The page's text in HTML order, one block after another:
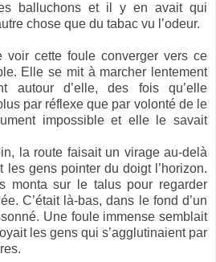
balluchons et il y en avait qui
chose que du tabac vu l’odeur.
voir cette foule converger vers ce
Elle se mit à marcher lentement
autour d’elle, des fois qu’elle
par réflexe que par volonté de le
impossible et elle le savait
la route faisait un virage au-delà
les gens pointer du doigt l’horizon.
monta sur le talus pour regarder
C’était là-bas, dans le fond d’un
Une foule immense semblait
les gens qui s’agglutinaient par